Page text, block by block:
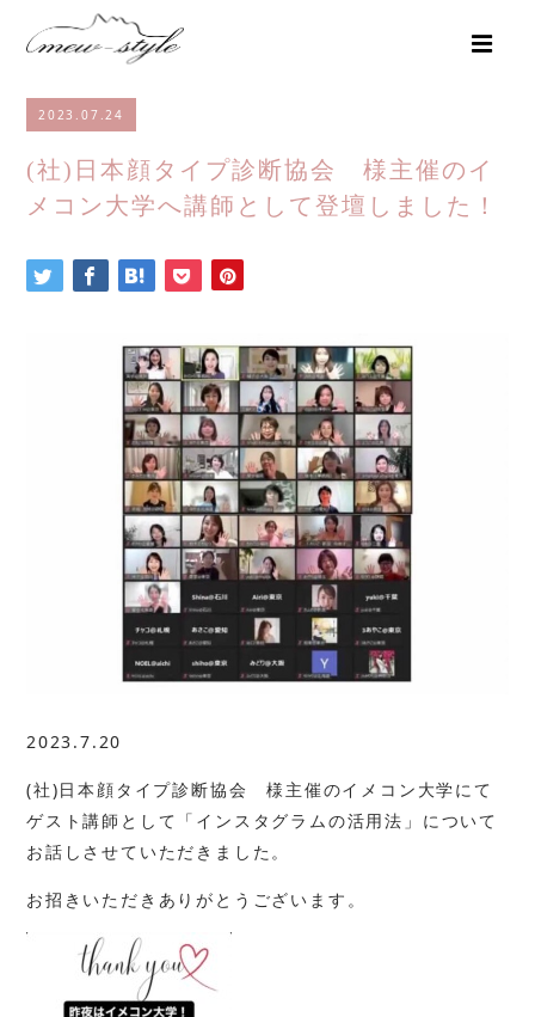
2023.07.24
(社)日本顔タイプ診断協会 様主催のイ
メコン大学へ講師として登壇しました！
2023.7.20
(社)日本顔タイプ診断協会 様主催のイメコン大学にて
ゲスト講師として「インスタグラムの活用法」について
お話しさせていただきました。
お招きいただきありがとうございます。